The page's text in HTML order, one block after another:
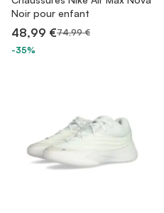
Noir pour enfant
48,99 €74,99 €
-35%